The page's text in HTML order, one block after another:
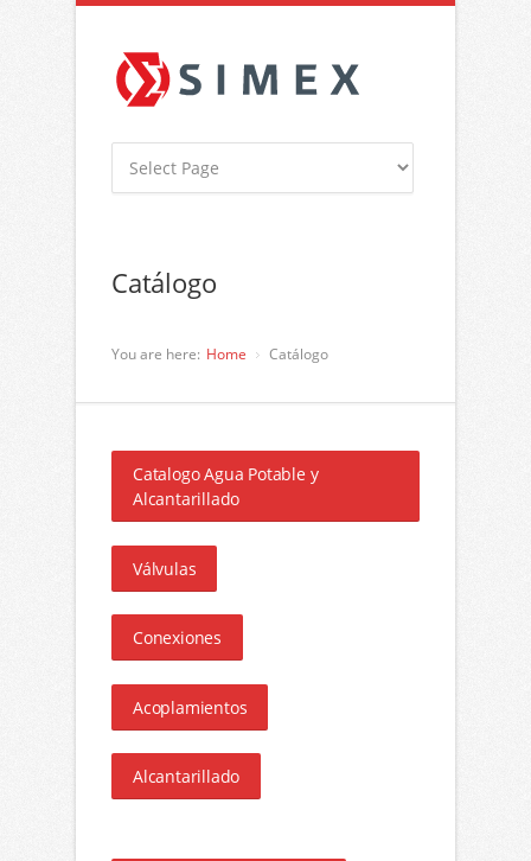
Catálogo
You are here: Home Catálogo
Catalogo Agua Potable y
Alcantarillado
Válvulas
Conexiones
Acoplamientos
Alcantarillado